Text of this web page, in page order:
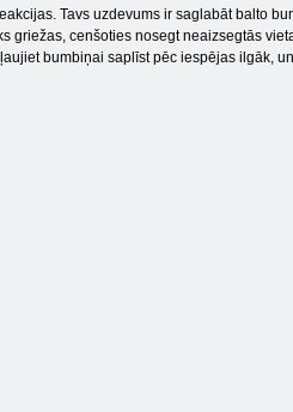
Tavs uzdevums ir saglabāt balto
griežas, cenšoties nosegt neaizsegtās
bumbiņai saplīst pēc iespējas ilgāk,